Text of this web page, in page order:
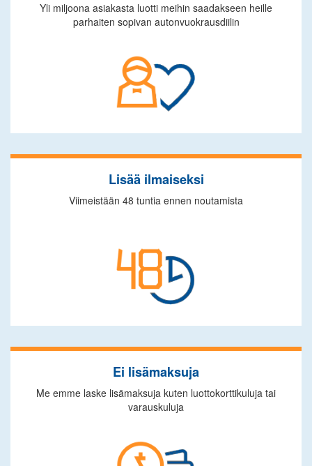
Yli miljoona asiakasta luotti meihin saadakseen heille
parhaiten sopivan autonvuokrausdiilin
Lisää ilmaiseksi
Viimeistään 48 tuntia ennen noutamista
Ei lisämaksuja
Me emme laske lisämaksuja kuten luottokorttikuluja tai
varauskuluja